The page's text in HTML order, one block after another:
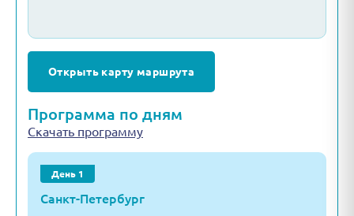
Открыть карту маршрута
Программа по дням
Скачать программу
День 1
Санкт-Петербург